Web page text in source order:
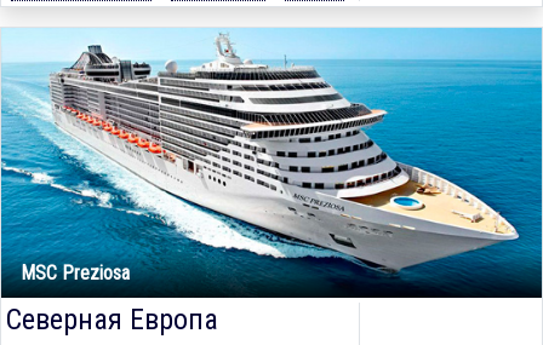
MSC Preziosa
Северная Европа